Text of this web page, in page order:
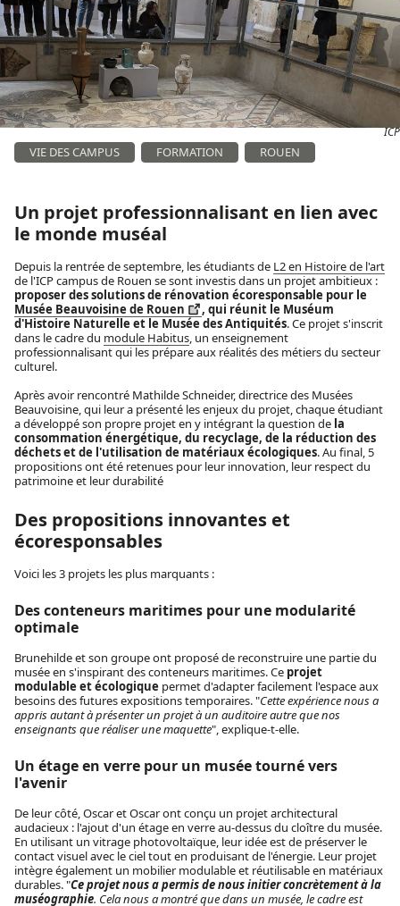
ICP
VIE DES CAMPUS FORMATION ROUEN
Un projet professionnalisant en lien avec
le monde muséal
Depuis la rentrée de septembre, les étudiants de L2 en Histoire de l'art
de l'ICP campus de Rouen se sont investis dans un projet ambitieux :
proposer des solutions de rénovation écoresponsable pour le
Musée Beauvoisine de Rouen
, qui réunit le Muséum
d'Histoire Naturelle et le Musée des Antiquités. Ce projet s'inscrit
dans le cadre du module Habitus, un enseignement
professionnalisant qui les prépare aux réalités des métiers du secteur
culturel.
Après avoir rencontré Mathilde Schneider, directrice des Musées
Beauvoisine, qui leur a présenté les enjeux du projet, chaque étudiant
a développé son propre projet en y intégrant la question de la
consommation énergétique, du recyclage, de la réduction des
déchets et de l'utilisation de matériaux écologiques. Au final, 5
propositions ont été retenues pour leur innovation, leur respect du
patrimoine et leur durabilité
Des propositions innovantes et
écoresponsables
Voici les 3 projets les plus marquants :
Des conteneurs maritimes pour une modularité
optimale
Brunehilde et son groupe ont proposé de reconstruire une partie du
musée en s'inspirant des conteneurs maritimes. Ce projet
modulable et écologique permet d'adapter facilement l'espace aux
besoins des futures expositions temporaires. "Cette expérience nous a
appris autant à présenter un projet à un auditoire autre que nos
enseignants que réaliser une maquette", explique-t-elle.
Un étage en verre pour un musée tourné vers
l'avenir
De leur côté, Oscar et Oscar ont conçu un projet architectural
audacieux : l'ajout d'un étage en verre au-dessus du cloître du musée.
En utilisant un vitrage photovoltaïque, leur idée est de préserver le
contact visuel avec le ciel tout en produisant de l'énergie. Leur projet
intègre également un mobilier modulable et réutilisable en matériaux
durables. "Ce projet nous a permis de nous initier concrètementà la
muséographie. Cela nous a montré que dans un musée, le cadre est